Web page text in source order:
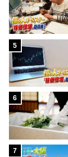
5
6
7